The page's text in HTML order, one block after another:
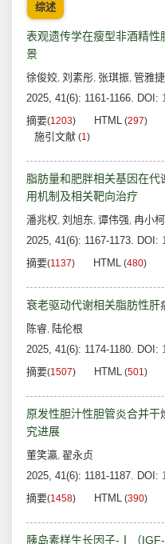
综述
表观遗传学在瘦型非酒精
景
徐俊姣, 刘素彤, 张琪振, 管雅捷
2025, 41(6): 1161-1166. DOI:
摘要(1203) HTML (297)
施引文献 (1)
脂肪量和肥胖相关基因在
用机制及相关靶向治疗
潘兆权, 刘旭东, 谭伟强, 冉小柯
2025, 41(6): 1167-1173. DOI:
摘要(1137) HTML (480)
衰老驱动代谢相关脂肪性
陈睿, 陆伦根
2025, 41(6): 1174-1180. DOI:
摘要(1507) HTML (501)
原发性胆汁性胆管炎合并
究进展
董笑瀛, 翟永贞
2025, 41(6): 1181-1187. DOI:
摘要(1458) HTML (390)
胰岛素样生长因子-‍Ⅰ（